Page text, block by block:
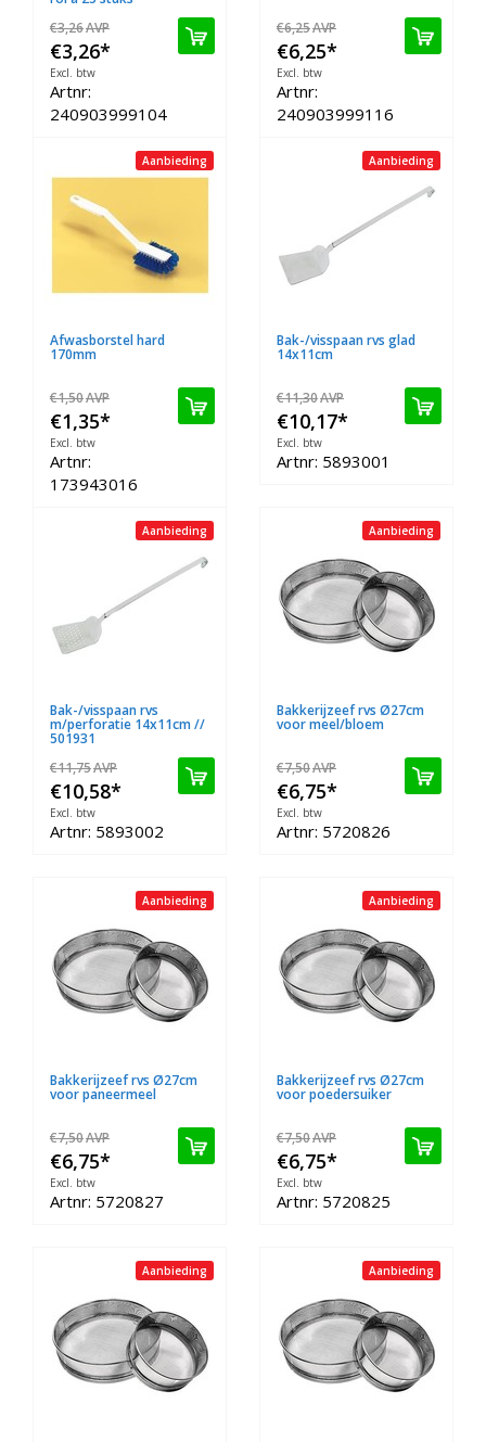
€3,26AVP
€3,26*
Excl. btw
Artnr:
240903999104
€6,25AVP
€6,25*
Excl. btw
Artnr:
240903999116
Aanbieding
Afwasborstel hard
170mm
€1,50AVP
€1,35*
Excl. btw
Artnr:
173943016
Aanbieding
Bak-/visspaan rvs glad
14x11cm
€11,30AVP
€10,17*
Excl. btw
Artnr: 5893001
Aanbieding
Bak-/visspaan rvs
m/perforatie 14x11cm //
501931
€11,75AVP
€10,58*
Excl. btw
Artnr: 5893002
Aanbieding
Bakkerijzeef rvs Ø27cm
voor meel/bloem
€7,50AVP
€6,75*
Excl. btw
Artnr: 5720826
Aanbieding
Bakkerijzeef rvs Ø27cm
voor paneermeel
€7,50AVP
€6,75*
Excl. btw
Artnr: 5720827
Aanbieding
Bakkerijzeef rvs Ø27cm
voor poedersuiker
€7,50AVP
€6,75*
Excl. btw
Artnr: 5720825
Aanbieding Aanbieding